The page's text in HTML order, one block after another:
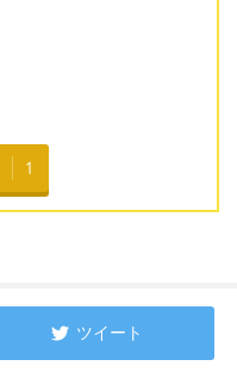
1
ツイート